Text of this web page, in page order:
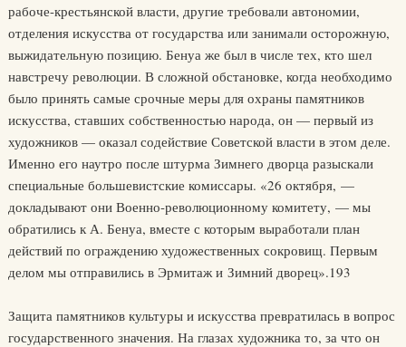
рабоче-крестьянской власти, другие требовали автономии,
отделения искусства от государства или занимали осторожную,
выжидательную позицию. Бенуа же был в числе тех, кто шел
навстречу революции. В сложной обстановке, когда необходимо
было принять самые срочные меры для охраны памятников
искусства, ставших собственностью народа, он — первый из
художников — оказал содействие Советской власти в этом деле.
Именно его наутро после штурма Зимнего дворца разыскали
специальные большевистские комиссары. «26 октября, —
докладывают они Военно-революционному комитету, — мы
обратились к А. Бенуа, вместе с которым выработали план
действий по ограждению художественных сокровищ. Первым
делом мы отправились в Эрмитаж и Зимний дворец».193
Защита памятников культуры и искусства превратилась в вопрос
государственного значения. На глазах художника то, за что он